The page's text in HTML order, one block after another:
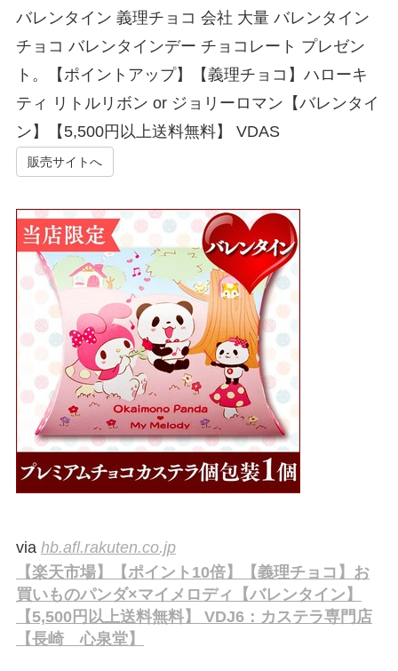
バレンタイン 義理チョコ 会社 大量 バレンタイン
チョコ バレンタインデー チョコレート プレゼン
ト。【ポイントアップ】【義理チョコ】ハローキ
ティ リトルリボン or ジョリーロマン【バレンタイ
ン】【5,500円以上送料無料】 VDAS
販売サイトへ
via hb.afl.rakuten.co.jp
【楽天市場】【ポイント10倍】【義理チョコ】お
買いものパンダ×マイメロディ【バレンタイン】
【5,500円以上送料無料】 VDJ6：カステラ専門店
【長崎 心泉堂】